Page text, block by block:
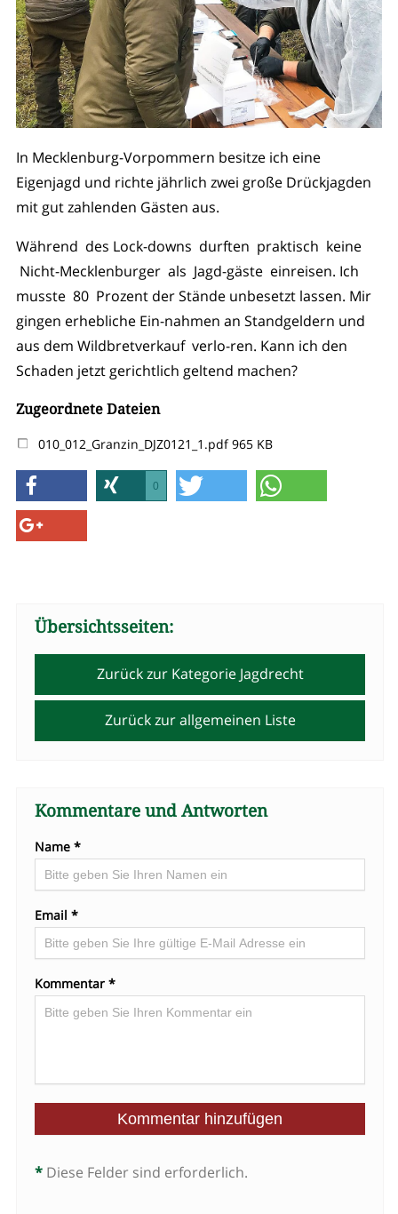
In Mecklenburg-Vorpommern besitze ich eine
Eigenjagd und richte jährlich zwei große Drückjagden
mit gut zahlenden Gästen aus.
Während des Lock-downs durften praktisch keine
Nicht-Mecklenburger als Jagd-gäste einreisen. Ich
musste 80 Prozent der Stände unbesetzt lassen. Mir
gingen erhebliche Ein-nahmen an Standgeldern und
aus dem Wildbretverkauf verlo-ren. Kann ich den
Schaden jetzt gerichtlich geltend machen?
Zugeordnete Dateien
010_012_Granzin_DJZ0121_1.pdf965 KB
0
Übersichtsseiten:
Zurück zur Kategorie Jagdrecht
Zurück zur allgemeinen Liste
Kommentare und Antworten
Name *
Email *
Kommentar *
*Diese Felder sind erforderlich.